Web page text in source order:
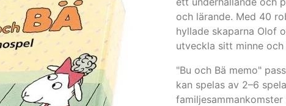
och lärande. Med 40
hyllade skaparna Olof
utveckla sitt minne
"Bu och Bä memo"
kan spelas av 2–6